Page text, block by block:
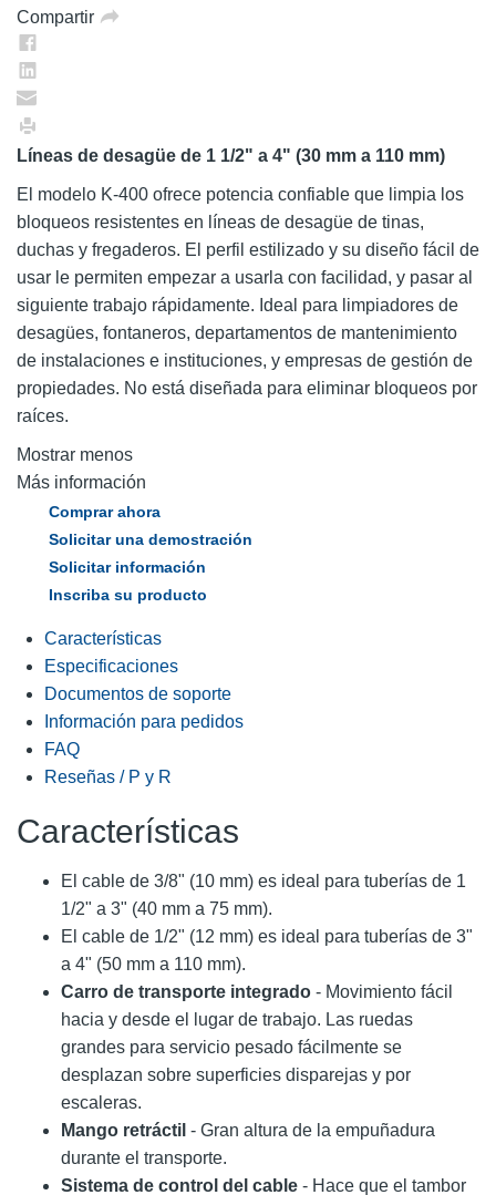
Compartir
Líneas de desagüe de 1 1/2" a 4" (30 mm a 110 mm)
El modelo K-400 ofrece potencia confiable que limpia los
bloqueos resistentes en líneas de desagüe de tinas,
duchas y fregaderos. El perfil estilizado y su diseño fácil de
usar le permiten empezar a usarla con facilidad, y pasar al
siguiente trabajo rápidamente. Ideal para limpiadores de
desagües, fontaneros, departamentos de mantenimiento
de instalaciones e instituciones, y empresas de gestión de
propiedades. No está diseñada para eliminar bloqueos por
raíces.
Mostrar menos
Más información
Comprar ahora
Solicitar una demostración
Solicitar información
Inscriba su producto
Características
Especificaciones
Documentos de soporte
Información para pedidos
FAQ
Reseñas / P y R
Características
El cable de 3/8" (10 mm) es ideal para tuberías de 1
1/2" a 3" (40 mm a 75 mm).
El cable de 1/2" (12 mm) es ideal para tuberías de 3"
a 4" (50 mm a 110 mm).
Carro de transporte integrado - Movimiento fácil
hacia y desde el lugar de trabajo. Las ruedas
grandes para servicio pesado fácilmente se
desplazan sobre superficies disparejas y por
escaleras.
Mango retráctil - Gran altura de la empuñadura
durante el transporte.
Sistema de control del cable - Hace que el tambor